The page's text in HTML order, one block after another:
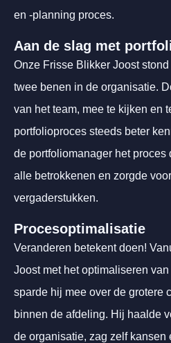
en -planning proces.
Aan de slag met
Onze Frisse Blikker Joost
twee benen in de organisatie.
van het team, mee te kijken en
portfolioproces steeds beter
de portfoliomanager het
alle betrokkenen en zorgde
vergaderstukken.
Procesoptimalisatie
Veranderen betekent doen!
Joost met het optimaliseren
sparde hij mee over de grotere
binnen de afdeling. Hij haalde
de organisatie, zag zelf kansen